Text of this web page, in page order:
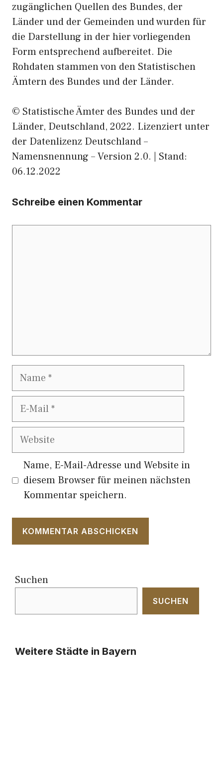
zugänglichen Quellen des Bundes, der
Länder und der Gemeinden und wurden für
die Darstellung in der hier vorliegenden
Form entsprechend aufbereitet. Die
Rohdaten stammen von den Statistischen
Ämtern des Bundes und der Länder.
© Statistische Ämter des Bundes und der
Länder, Deutschland, 2022. Lizenziert unter
der Datenlizenz Deutschland –
Namensnennung – Version 2.0. | Stand:
06.12.2022
Schreibe einen Kommentar
Name
E-
Website
Name, E-Mail-Adresse und Website in
diesem Browser für meinen nächsten
Kommentar speichern.
Suchen
SUCHEN
Weitere Städte in Bayern